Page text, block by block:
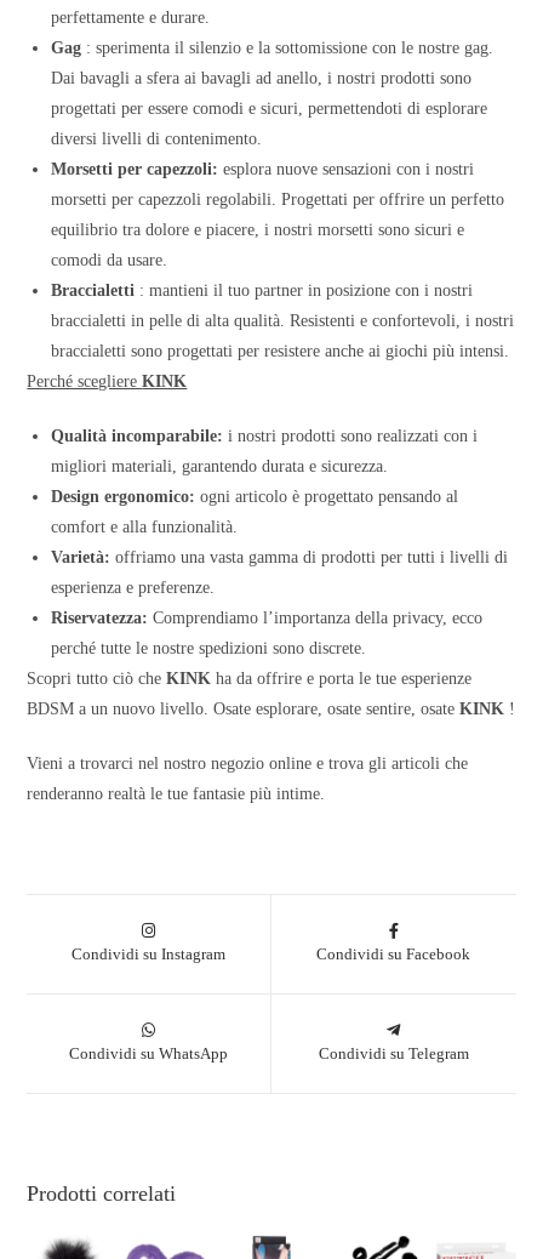
perfettamente e durare.
Gag : sperimenta il silenzio e la sottomissione con le nostre gag.
Dai bavagli a sfera ai bavagli ad anello, i nostri prodotti sono
progettati per essere comodi e sicuri, permettendoti di esplorare
diversi livelli di contenimento.
Morsetti per capezzoli: esplora nuove sensazioni con i nostri
morsetti per capezzoli regolabili. Progettati per offrire un perfetto
equilibrio tra dolore e piacere, i nostri morsetti sono sicuri e
comodi da usare.
Braccialetti : mantieni il tuo partner in posizione con i nostri
braccialetti in pelle di alta qualità. Resistenti e confortevoli, i nostri
braccialetti sono progettati per resistere anche ai giochi più intensi.
Perché scegliereKINK
Qualità incomparabile: i nostri prodotti sono realizzati con i
migliori materiali, garantendo durata e sicurezza.
Design ergonomico: ogni articolo è progettato pensando al
comfort e alla funzionalità.
Varietà: offriamo una vasta gamma di prodotti per tutti i livelli di
esperienza e preferenze.
Riservatezza: Comprendiamo l’importanza della privacy, ecco
perché tutte le nostre spedizioni sono discrete.
Scopri tutto ciò cheKINK ha da offrire e porta le tue esperienze
BDSM a un nuovo livello. Osate esplorare, osate sentire, osateKINK !
Vieni a trovarci nel nostro negozio online e trova gli articoli che
renderanno realtà le tue fantasie più intime.
Condividi su Instagram Condividi su Facebook
Condividi su WhatsApp Condividi su Telegram
Prodotti correlati